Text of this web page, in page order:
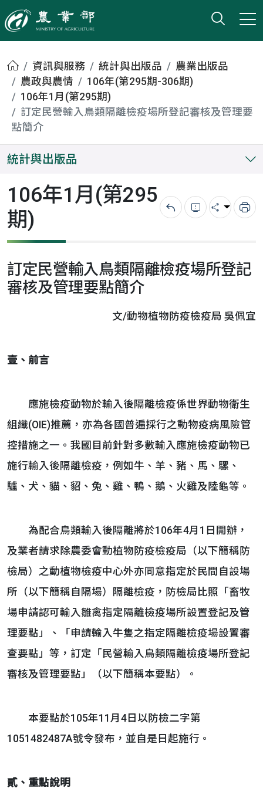
農業部
打開
小版
首頁資訊與服務 統計與出版品
農業出版品
農政與農情
106年(第295期-306期)
106年1月(第295期)
訂定民營輸入鳥類隔離檢疫場所登記審核及管理要
點簡介
統計與出版品
106年1月(第295
期)
回上一頁錯誤回報
分享 列
訂定民營輸入鳥類隔離檢疫場所登記
審核及管理要點簡介
文/動物植物防疫檢疫局 吳佩宜
壹、前言
應施檢疫動物於輸入後隔離檢疫係世界動物衛生
組織(OIE)推薦，亦為各國普遍採行之動物疫病風險管
控措施之一。我國目前針對多數輸入應施檢疫動物已
施行輸入後隔離檢疫，例如牛、羊、豬、馬、騾、
驢、犬、貓、貂、兔、雞、鴨、鵝、火雞及陸龜等。
為配合鳥類輸入後隔離將於106年4月1日開辦，
及業者請求除農委會動植物防疫檢疫局（以下簡稱防
檢局）之動植物檢疫中心外亦同意指定於民間自設場
所（以下簡稱自隔場）隔離檢疫，防檢局比照「畜牧
場申請認可輸入雛禽指定隔離檢疫場所設置登記及管
理要點」、「申請輸入牛隻之指定隔離檢疫場設置審
查要點」等，訂定「民營輸入鳥類隔離檢疫場所登記
審核及管理要點」（以下簡稱本要點）。
本要點於105年11月4日以防檢二字第
1051482487A號令發布，並自是日起施行。
貳、重點說明